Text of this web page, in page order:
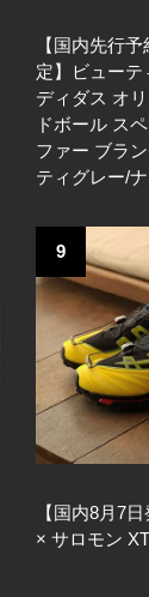
【国内先行
定】ビューテ
ディダス オ
ドボール ス
ファー ブラ
ティグレー/
9
【国内8月7
× サロモン